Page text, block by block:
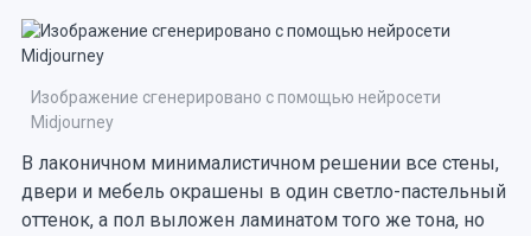
Изображение сгенерировано с помощью нейросети
Midjourney
В лаконичном минималистичном решении все стены,
двери и мебель окрашены в один светло-пастельный
оттенок, а пол выложен ламинатом того же тона, но